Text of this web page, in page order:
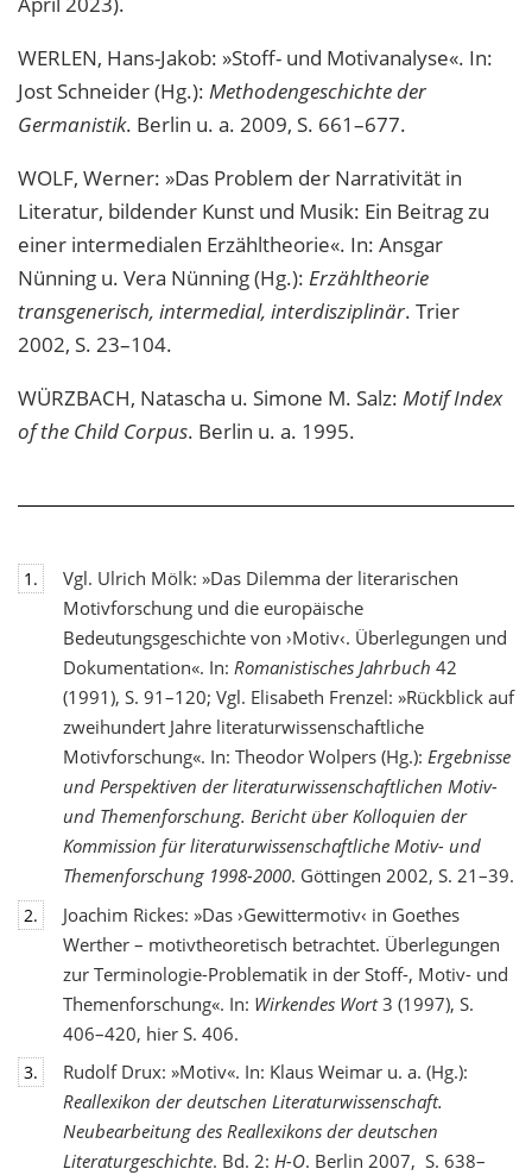
WERLEN, Hans-Jakob: »Stoff- und Motivanalyse«. In:
Jost Schneider (Hg.): Methodengeschichte der
Germanistik. Berlin u. a. 2009, S. 661–677.
WOLF, Werner: »Das Problem der Narrativität in
Literatur, bildender Kunst und Musik: Ein Beitrag zu
einer intermedialen Erzähltheorie«. In: Ansgar
Nünning u. Vera Nünning (Hg.): Erzähltheorie
transgenerisch, intermedial, interdisziplinär. Trier
2002, S. 23–104.
WÜRZBACH, Natascha u. Simone M. Salz: Motif Index
of the Child Corpus. Berlin u. a. 1995.
1.
Vgl. Ulrich Mölk: »Das Dilemma der literarischen
Motivforschung und die europäische
Bedeutungsgeschichte von ›Motiv‹. Überlegungen und
Dokumentation«. In: Romanistisches Jahrbuch 42
(1991), S. 91–120; Vgl. Elisabeth Frenzel: »Rückblick auf
zweihundert Jahre literaturwissenschaftliche
Motivforschung«. In: Theodor Wolpers (Hg.): Ergebnisse
und Perspektiven der literaturwissenschaftlichen Motiv-
und Themenforschung. Bericht über Kolloquien der
Kommission für literaturwissenschaftliche Motiv- und
Themenforschung 1998-2000. Göttingen 2002, S. 21–39.
2.
Joachim Rickes: »Das ›Gewittermotiv‹ in Goethes
Werther – motivtheoretisch betrachtet. Überlegungen
zur Terminologie-Problematik in der Stoff-, Motiv- und
Themenforschung«. In: Wirkendes Wort3 (1997), S.
406–420, hier S. 406.
3.
Rudolf Drux: »Motiv«. In: Klaus Weimar u. a. (Hg.):
Reallexikon der deutschen Literaturwissenschaft.
Neubearbeitung des Reallexikons der deutschen
Literaturgeschichte. Bd. 2: H-O. Berlin 2007, S. 638–